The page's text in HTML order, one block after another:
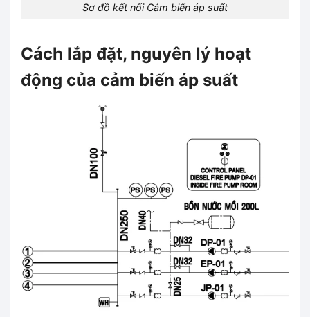
Sơ đồ kết nối Cảm biến áp suất
Cách lắp đặt, nguyên lý hoạt
động của cảm biến áp suất